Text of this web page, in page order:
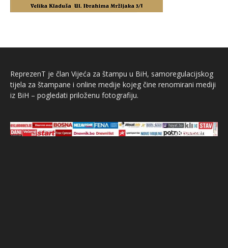
ReprezenT je član Vijeća za štampu u BiH, samoregulacijskog
tijela za štampane i online medije kojeg čine renomirani mediji
iz BiH – pogledati priloženu fotografiju.